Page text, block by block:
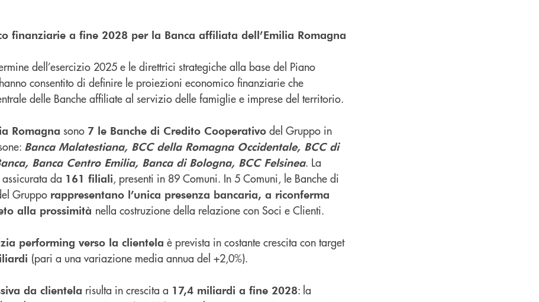
finanziarie a fine 2028 per la Banca affiliata dell’Emilia Romagna
dell’esercizio 2025 e le direttrici strategiche alla base del Piano
consentito di definire le proiezioni economico finanziarie che
delle Banche affiliate al servizio delle famiglie e imprese del territorio.
Romagna sono 7 le Banche di Credito Cooperativo del Gruppo in
Banca Malatestiana, BCC della Romagna Occidentale, BCC di
Banca Centro Emilia, Banca di Bologna, BCC Felsinea. La
da 161 filiali, presenti in 89 Comuni. In 5 Comuni, le Banche di
Gruppo rappresentano l’unica presenza bancaria, a riconferma
alla prossimità nella costruzione della relazione con Soci e Clienti.
performing verso la clientela è prevista in costante crescita con target
(pari a una variazione media annua del +2,0%).
da clientela risulta in crescita a 17,4 miliardi a fine 2028: la